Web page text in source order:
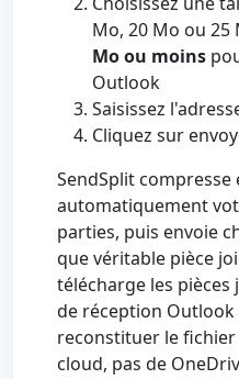
Mo, 20 Mo ou
Mo ou moins
Outlook
Saisissez
Cliquez sur
SendSplit compresse
automatiquement
parties, puis envoie
que véritable pièce
télécharge les
de réception
reconstituer le
cloud, pas de